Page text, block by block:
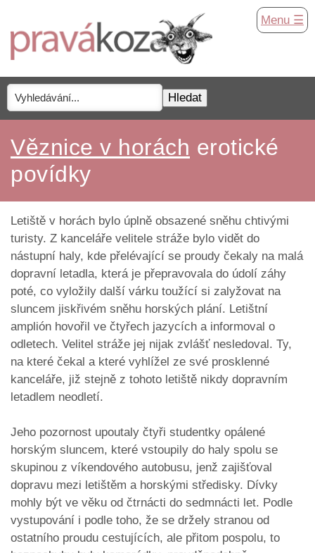
Menu ☰
Věznice v horách erotické
povídky
Letiště v horách bylo úplně obsazené sněhu chtivými
turisty. Z kanceláře velitele stráže bylo vidět do
nástupní haly, kde přelévající se proudy čekaly na malá
dopravní letadla, která je přepravovala do údolí záhy
poté, co vyložily další várku toužící si zalyžovat na
sluncem jiskřivém sněhu horských plání. Letištní
amplión hovořil ve čtyřech jazycích a informoval o
odletech. Velitel stráže jej nijak zvlášť nesledoval. Ty,
na které čekal a které vyhlížel ze své prosklenné
kanceláře, již stejně z tohoto letiště nikdy dopravním
letadlem neodletí.
Jeho pozornost upoutaly čtyři studentky opálené
horským sluncem, které vstoupily do haly spolu se
skupinou z víkendového autobusu, jenž zajišťoval
dopravu mezi letištěm a horskými středisky. Dívky
mohly být ve věku od čtrnácti do sedmnácti let. Podle
vystupování i podle toho, že se držely stranou od
ostatního proudu cestujících, ale přitom pospolu, to